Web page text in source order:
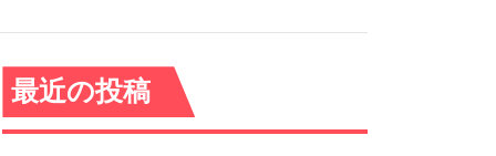
最近の投稿